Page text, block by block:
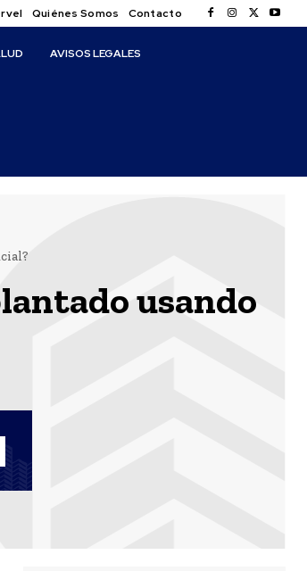
Quiénes Somos Contacto
AVISOS LEGALES
usando